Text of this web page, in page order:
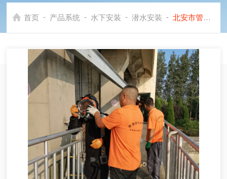
首页 - 产品系统 - 水下安装 - 潜水安装 - 北安市管道堵水气囊安装公司